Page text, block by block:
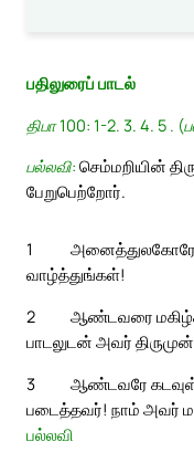
பதிலுரைப் பாடல்
திபா 100: 1-2. 3. 4. 5 .
பல்லவி: செம்மறியின்
பேறுபெற்றோர்.
1
வாழ்த்துங்கள்!
2
ஆண்டவரை
பாடலுடன் அவர்
3
ஆண்டவரே
படைத்தவர்! நாம் அவர்
பல்லவி